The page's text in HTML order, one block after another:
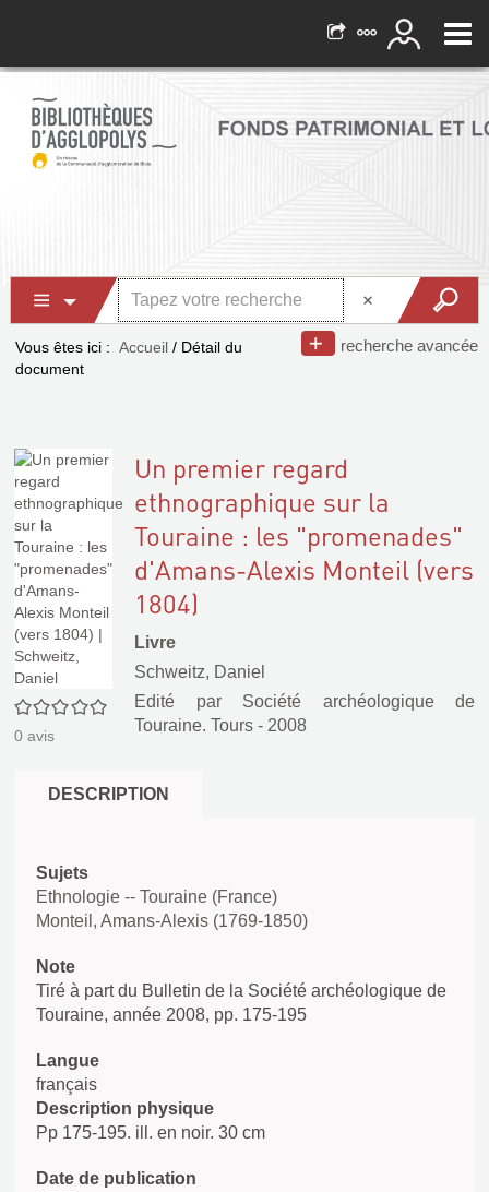
recherche avancée
Vous êtes ici : Accueil / Détail du
document
0/5
0 avis
Un premier regard
ethnographique sur la
Touraine : les "promenades"
d'Amans-Alexis Monteil (vers
1804)
Livre
Schweitz, Daniel
Edité par Société archéologique de
Touraine. Tours - 2008
DESCRIPTION
Sujets
Ethnologie -- Touraine (France)
Monteil, Amans-Alexis (1769-1850)
Note
Tiré à part du Bulletin de la Société archéologique de
Touraine, année 2008, pp. 175-195
Langue
français
Description physique
Pp 175-195. ill. en noir. 30 cm
Date de publication